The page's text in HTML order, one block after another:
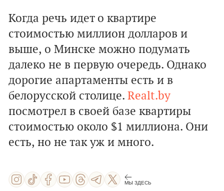
Когда речь идет о квартире
стоимостью миллион долларов и
выше, о Минске можно подумать
далеко не в первую очередь. Однако
дорогие апартаменты есть и в
белорусской столице. Realt.by
посмотрел в своей базе квартиры
стоимостью около $1 миллиона. Они
есть, но не так уж и много.
МЫ ЗДЕСЬ